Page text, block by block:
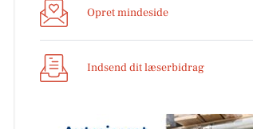
Opret mindeside
Indsend dit læserbidrag